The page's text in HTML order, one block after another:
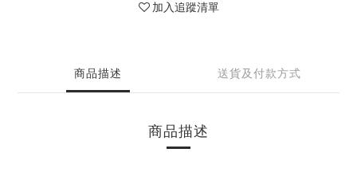
加入追蹤清單
商品描述 送貨及付款方式
商品描述